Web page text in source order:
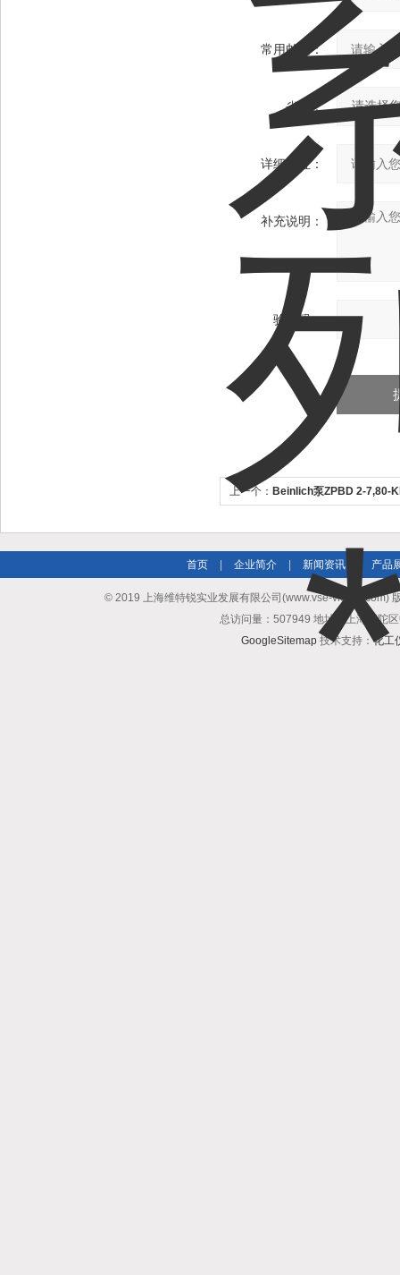
常用邮箱：
省份：
详细地址：
补充说明：
验证码：
上一个： Beinlich泵ZPBD 2-7,80-
首页 企业简介 新闻资讯 产品
© 2019 上海维特锐实业发展有限公司(www.vse-victory.com)
总访问量：507949 地址：上海普陀
GoogleSitemap 技术支持：化工